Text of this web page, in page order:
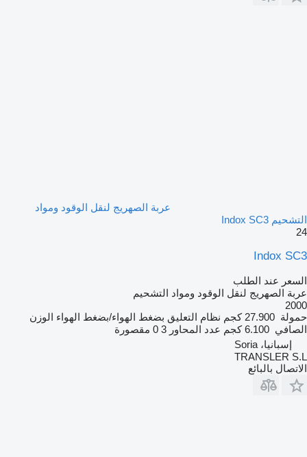
عربة الصهريج لنقل الوقود ومواد
التشحيم Indox SC3
24
Indox SC3
السعر عند الطلب
عربة الصهريج لنقل الوقود ومواد التشحيم
2000
حمولة 27.900 كجم نظام التعليق بضغط الهواء/بضغط الهواء الوزن
الصافي 6.100 كجم عدد المحاور 3 0 مقصورة
إسبانيا، Soria
TRANSLER S.L
الاتصال بالبائع